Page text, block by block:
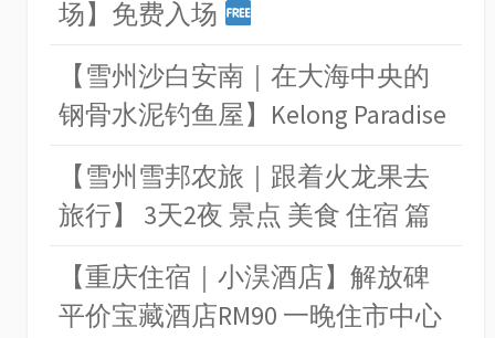
场】免费入场
【雪州沙白安南｜在大海中央的
钢骨水泥钓鱼屋】Kelong Paradise
【雪州雪邦农旅｜跟着火龙果去
旅行】 3天2夜 景点 美食 住宿 篇
【重庆住宿｜小淏酒店】解放碑
平价宝藏酒店RM90 一晚住市中心